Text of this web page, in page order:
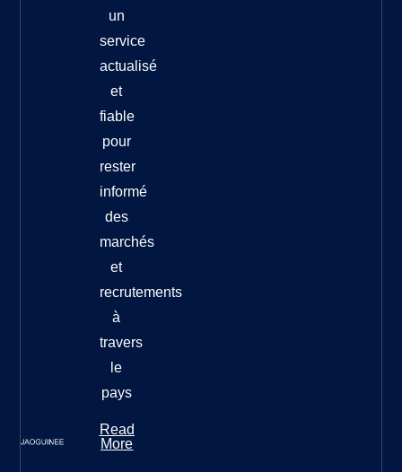
un
service
actualisé
et
fiable
pour
rester
informé
des
marchés
et
recrutements
à
travers
le
pays
Read
More